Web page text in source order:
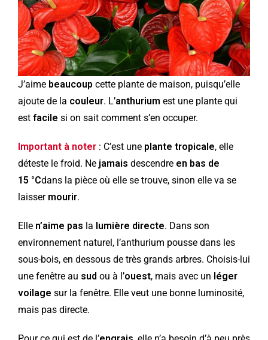
J’aime beaucoup cette plante de maison, puisqu’elle
ajoute de la couleur. L’anthurium est une plante qui
est facile si on sait comment s’en occuper.
Important à noter: C’est une plante tropicale, elle
déteste le froid. Ne jamais descendre en bas de
15 °Cdans la pièce où elle se trouve, sinon elle va se
laisser mourir.
Elle n’aime pas la lumière directe. Dans son
environnement naturel, l’anthurium pousse dans les
sous-bois, en dessous de très grands arbres. Choisis-lui
une fenêtre au sud ou à l’ouest, mais avec un léger
voilage sur la fenêtre. Elle veut une bonne luminosité,
mais pas directe.